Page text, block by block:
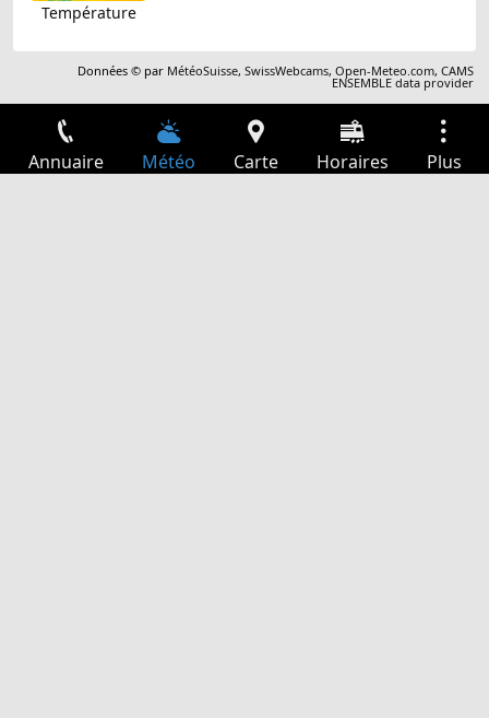
Température
Données © par MétéoSuisse,SwissWebcams,Open-Meteo.com,CAMS
ENSEMBLE data provider
Annuaire Météo Carte Horaires Plus